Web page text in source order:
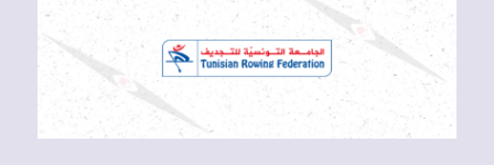
l'image